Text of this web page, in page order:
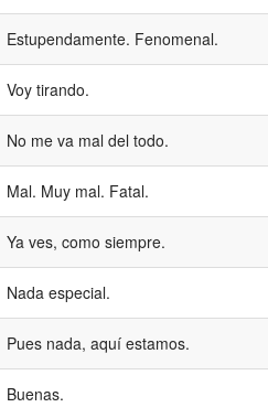
Estupendamente. Fenomenal.
Voy tirando.
No me va mal del todo.
Mal. Muy mal. Fatal.
Ya ves, como siempre.
Nada especial.
Pues nada, aquí estamos.
Buenas.